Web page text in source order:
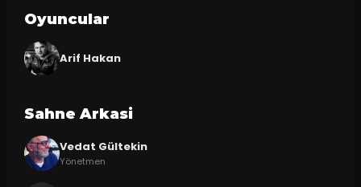
Oyuncular
Arif Hakan
Sahne Arkasi
Vedat Gültekin
Yönetmen